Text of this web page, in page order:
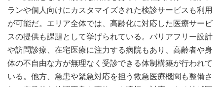
ランや個人向けにカスタマイズされた検診サービスも利用
が可能だ。エリア全体では、高齢化に対応した医療サービ
スの提供も課題として挙げられている。バリアフリー設計
や訪問診療、在宅医療に注力する病院もあり、高齢者や身
体の不自由な方が無理なく受診できる体制構築が行われて
いる。他方、急患や緊急対応を担う救急医療機関も整備さ